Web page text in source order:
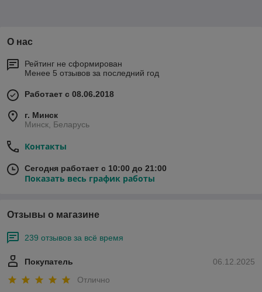
О нас
Рейтинг не сформирован
Менее 5 отзывов за последний год
Работает с 08.06.2018
г. Минск
Минск, Беларусь
Контакты
Сегодня работает с 10:00 до 21:00
Показать весь график работы
Отзывы о магазине
239 отзывов за всё время
06.12.2025
Покупатель
Отлично